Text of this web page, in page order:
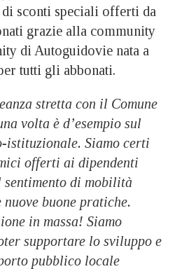
sconti speciali offerti da
grazie alla community
di Autoguidovie nata a
tutti gli abbonati.
stretta con il Comune
volta è d’esempio sul
istituzionale. Siamo certi
offerti ai dipendenti
sentimento di mobilità
buone pratiche.
in massa! Siamo
supportare lo sviluppo e
pubblico locale